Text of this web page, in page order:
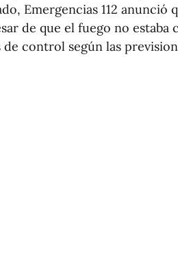
Emergencias 112 anunció
de que el fuego no
de control según las